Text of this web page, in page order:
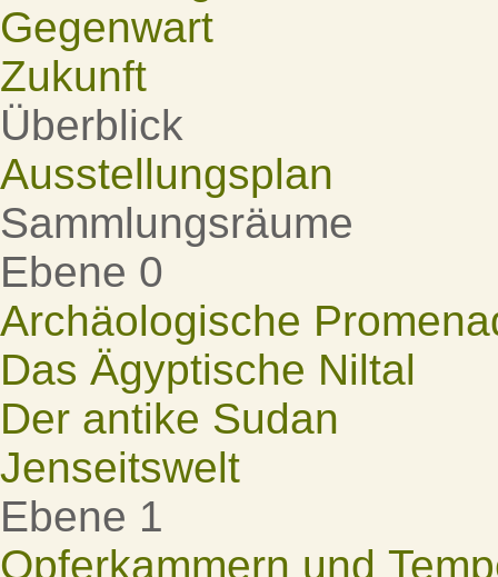
Gegenwart
Zukunft
Überblick
Ausstellungsplan
Sammlungsräume
Ebene 0
Archäologische
Das Ägyptische Niltal
Der antike Sudan
Jenseitswelt
Ebene 1
Opferkammern und